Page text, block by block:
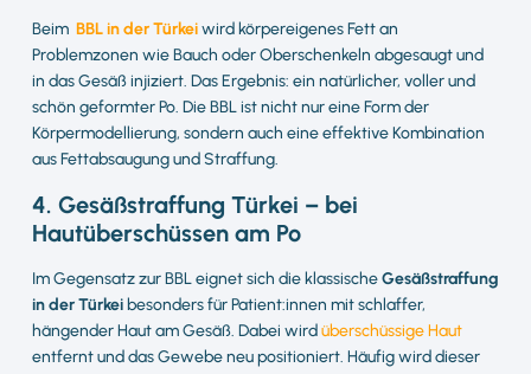
Beim BBL in der Türkeiwird körpereigenes Fett an
Problemzonen wie Bauch oder Oberschenkeln abgesaugt und
in das Gesäß injiziert. Das Ergebnis: ein natürlicher, voller und
schön geformter Po. Die BBL ist nicht nur eine Form der
Körpermodellierung, sondern auch eine effektive Kombination
aus Fettabsaugung und Straffung.
4. Gesäßstraffung Türkei – bei
Hautüberschüssen am Po
Im Gegensatz zur BBL eignet sich die klassischeGesäßstraffung
in der Türkeibesonders für Patient:innen mit schlaffer,
hängender Haut am Gesäß. Dabei wirdüberschüssige Haut
entfernt und das Gewebe neu positioniert. Häufig wird dieser